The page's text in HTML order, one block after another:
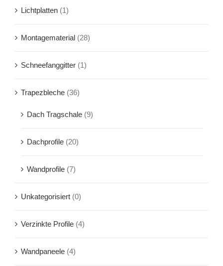
Lichtplatten (1)
Montagematerial (28)
Schneefanggitter (1)
Trapezbleche (36)
Dach Tragschale (9)
Dachprofile (20)
Wandprofile (7)
Unkategorisiert (0)
Verzinkte Profile (4)
Wandpaneele (4)